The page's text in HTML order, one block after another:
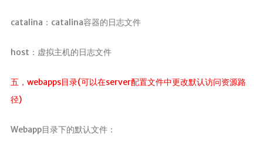
catalina：catalina容器的日志文件
host：虚拟主机的日志文件
五，webapps目录(可以在server配置文件中更改默认访问资源路
径)
Webapp目录下的默认文件：